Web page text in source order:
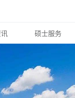
硕士服务